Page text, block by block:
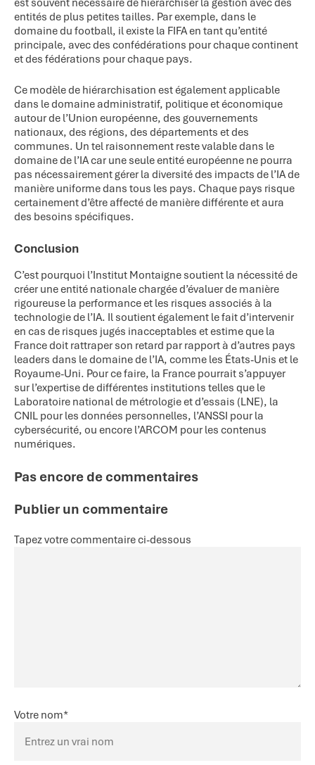
est souvent nécessaire de hiérarchiser la gestion avec des
entités de plus petites tailles. Par exemple, dans le
domaine du football, il existe la FIFA en tant qu’entité
principale, avec des confédérations pour chaque continent
et des fédérations pour chaque pays.
Ce modèle de hiérarchisation est également applicable
dans le domaine administratif, politique et économique
autour de l’Union européenne, des gouvernements
nationaux, des régions, des départements et des
communes. Un tel raisonnement reste valable dans le
domaine de l’IA car une seule entité européenne ne pourra
pas nécessairement gérer la diversité des impacts de l’IA de
manière uniforme dans tous les pays. Chaque pays risque
certainement d’être affecté de manière différente et aura
des besoins spécifiques.
Conclusion
C’est pourquoi l’Institut Montaigne soutient la nécessité de
créer une entité nationale chargée d’évaluer de manière
rigoureuse la performance et les risques associés à la
technologie de l’IA. Il soutient également le fait d’intervenir
en cas de risques jugés inacceptables et estime que la
France doit rattraper son retard par rapport à d’autres pays
leaders dans le domaine de l’IA, comme les États-Unis et le
Royaume-Uni. Pour ce faire, la France pourrait s’appuyer
sur l’expertise de différentes institutions telles que le
Laboratoire national de métrologie et d’essais (LNE), la
CNIL pour les données personnelles, l’ANSSI pour la
cybersécurité, ou encore l’ARCOM pour les contenus
numériques.
Pas encore de commentaires
Publier un commentaire
Tapez votre commentaire ci-dessous
Votre nom*